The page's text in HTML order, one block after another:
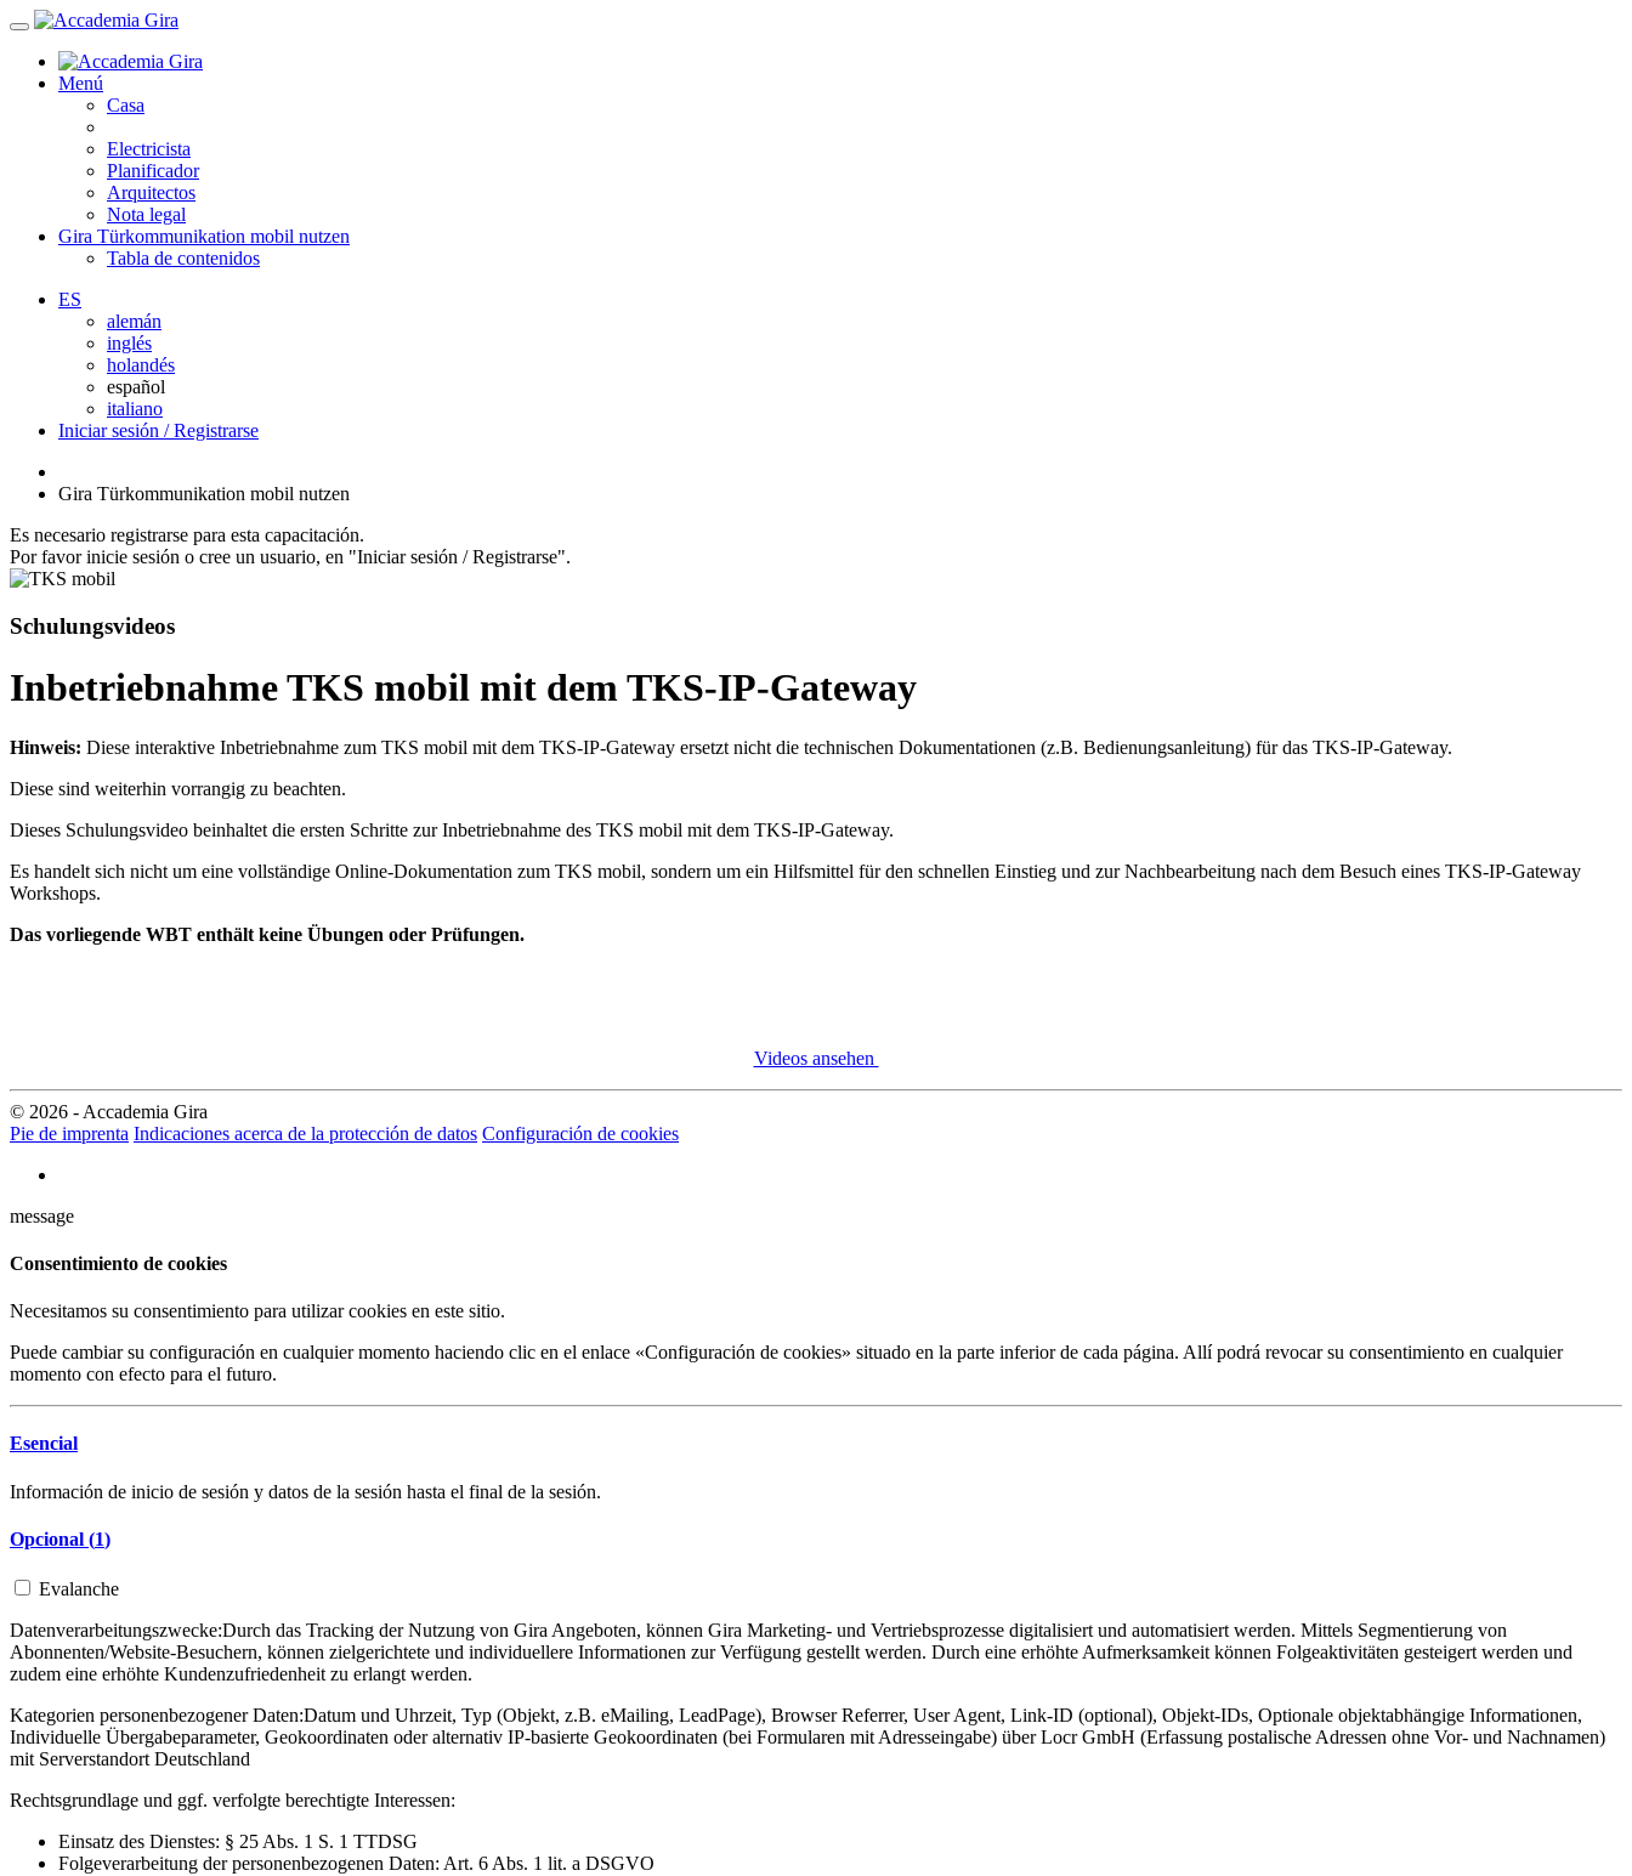
Menú
Casa
Electricista
Planificador
Arquitectos
Nota legal
Gira Türkommunikation mobil nutzen
Tabla de contenidos
ES
alemán
inglés
holandés
español
italiano
Iniciar sesión / Registrarse
Gira Türkommunikation mobil nutzen
Es necesario registrarse para esta capacitación.
Por favor inicie sesión o cree un usuario, en "Iniciar sesión / Registrarse".
Schulungsvideos
Inbetriebnahme TKS mobil mit dem TKS-IP-Gateway
Hinweis: Diese interaktive Inbetriebnahme zum TKS mobil mit dem TKS-IP-Gateway ersetzt nicht die technischen Dokumentationen (z.B. Bedienungsanleitung) für das TKS-IP-Gateway.
Diese sind weiterhin vorrangig zu beachten.
Dieses Schulungsvideo beinhaltet die ersten Schritte zur Inbetriebnahme des TKS mobil mit dem TKS-IP-Gateway.
Es handelt sich nicht um eine vollständige Online-Dokumentation zum TKS mobil, sondern um ein Hilfsmittel für den schnellen Einstieg und zur Nachbearbeitung nach dem Besuch eines TKS-IP-Gateway
Workshops.
Das vorliegende WBT enthält keine Übungen oder Prüfungen.
Videos ansehen
© 2026 - Accademia Gira
Pie de imprenta Indicaciones acerca de la protección de datos Configuración de cookies
message
Consentimiento de cookies
Necesitamos su consentimiento para utilizar cookies en este sitio.
Puede cambiar su configuración en cualquier momento haciendo clic en el enlace «Configuración de cookies» situado en la parte inferior de cada página. Allí podrá revocar su consentimiento en cualquier
momento con efecto para el futuro.
Esencial
Información de inicio de sesión y datos de la sesión hasta el final de la sesión.
Opcional (1)
Evalanche
Datenverarbeitungszwecke:Durch das Tracking der Nutzung von Gira Angeboten, können Gira Marketing- und Vertriebsprozesse digitalisiert und automatisiert werden. Mittels Segmentierung von
Abonnenten/Website-Besuchern, können zielgerichtete und individuellere Informationen zur Verfügung gestellt werden. Durch eine erhöhte Aufmerksamkeit können Folgeaktivitäten gesteigert werden und
zudem eine erhöhte Kundenzufriedenheit zu erlangt werden.
Kategorien personenbezogener Daten:Datum und Uhrzeit, Typ (Objekt, z.B. eMailing, LeadPage), Browser Referrer, User Agent, Link-ID (optional), Objekt-IDs, Optionale objektabhängige Informationen,
Individuelle Übergabeparameter, Geokoordinaten oder alternativ IP-basierte Geokoordinaten (bei Formularen mit Adresseingabe) über Locr GmbH (Erfassung postalische Adressen ohne Vor- und Nachnamen)
mit Serverstandort Deutschland
Rechtsgrundlage und ggf. verfolgte berechtigte Interessen:
Einsatz des Dienstes: § 25 Abs. 1 S. 1 TTDSG
Folgeverarbeitung der personenbezogenen Daten: Art. 6 Abs. 1 lit. a DSGVO